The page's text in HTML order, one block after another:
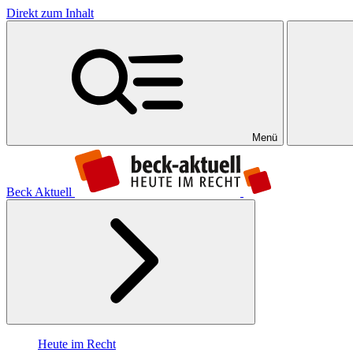
Direkt zum Inhalt
Menü
Beck Aktuell
Heute im Recht